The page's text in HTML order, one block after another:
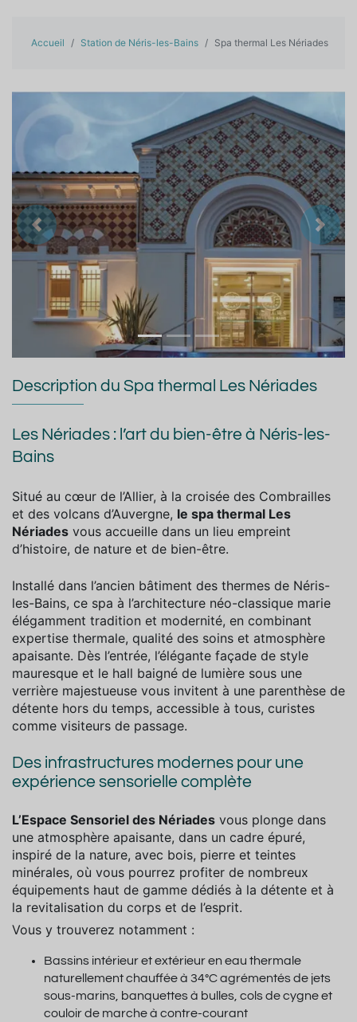
Accueil Station de Néris-les-Bains Spa thermal Les Nériades
Précedent
Description du Spa thermal Les Nériades
Les Nériades : l’art du bien-être à Néris-les-
Bains
Situé au cœur de l’Allier, à la croisée des Combrailles
et des volcans d’Auvergne, le spa thermal Les
Nériades vous accueille dans un lieu empreint
d’histoire, de nature et de bien-être.
Installé dans l’ancien bâtiment des thermes de Néris-
les-Bains, ce spa à l’architecture néo-classique marie
élégamment tradition et modernité, en combinant
expertise thermale, qualité des soins et atmosphère
apaisante. Dès l’entrée, l’élégante façade de style
mauresque et le hall baigné de lumière sous une
verrière majestueuse vous invitent à une parenthèse de
détente hors du temps, accessible à tous, curistes
comme visiteurs de passage.
Des infrastructures modernes pour une
expérience sensorielle complète
L’Espace Sensoriel des Nériades vous plonge dans
une atmosphère apaisante, dans un cadre épuré,
inspiré de la nature, avec bois, pierre et teintes
minérales, où vous pourrez profiter de nombreux
équipements haut de gamme dédiés à la détente et à
la revitalisation du corps et de l’esprit.
Vous y trouverez notamment :
Bassins intérieur et extérieur en eau thermale
naturellement chaufféeà 34°C agrémentés de jets
sous-marins, banquettes à bulles, cols de cygne et
couloir de marche à contre-courant